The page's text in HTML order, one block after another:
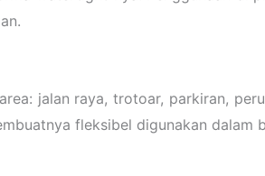
jalan raya, trotoar, parkiran,
fleksibel digunakan dalam